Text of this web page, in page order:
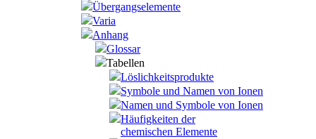
Übergangselemente
Varia
Anhang
Glossar
Tabellen
Löslichkeitsprodukte
Symbole und Namen von Ionen
Namen und Symbole von Ionen
Häufigkeiten der
chemischen Elemente